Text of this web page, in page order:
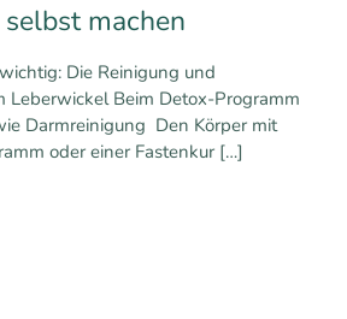
machen
Die Reinigung und
Leberwickel Beim Detox-Programm
Darmreinigung Den Körper mit
oder einer Fastenkur […]